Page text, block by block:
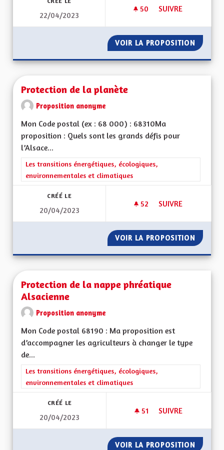
22/04/2023
50 50 ABONNÉS
SUIVRE
VOIR LA PROPOSITION QUE
Protection de la planète
Proposition anonyme
Mon Code postal (ex : 68 000) : 68310Ma
proposition : Quels sont les grands défis pour
l’Alsace...
Filtrer les résultats de la catégorie : Les transitions
Les transitions énergétiques, écologiques,
environnementales et climatiques
CRÉÉ LE
20/04/2023
52 52 ABONNÉS
SUIVRE
VOIR LA PROPOSITION
Protection de la nappe phréatique
Alsacienne
Proposition anonyme
Mon Code postal 68190 : Ma proposition est
d’accompagner les agriculteurs à changer le type
de...
Filtrer les résultats de la catégorie : Les transitions
Les transitions énergétiques, écologiques,
environnementales et climatiques
CRÉÉ LE
20/04/2023
51 51 ABONNÉS
SUIVRE
VOIR LA PROPOSITION